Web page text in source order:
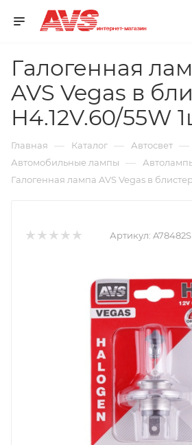
Галогенная
AVS Vegas в
H4.12V.60/55W
Главная — Каталог — Автосвет —
Автомобильные лампы —
Галогенная лампа AVS Vegas в
Артикул: A78482S